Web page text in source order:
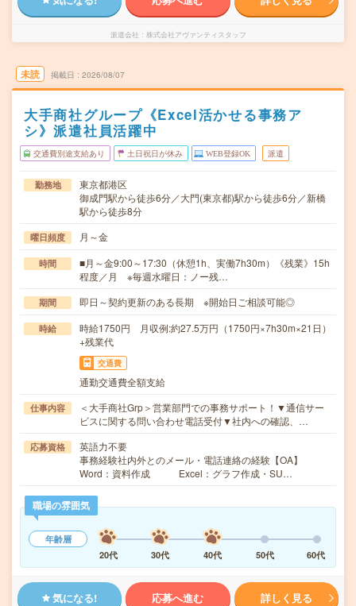
派遣会社 株式会社アヴァンティスタッフ
未読 掲載日 2026/08/07
大手商社グループ《Excel活かせる事務ア
シ》派遣社員活躍中
交通費別途支給あり 土日祝日が休み WEB登録OK 派遣
勤務地
東京都港区
御成門駅から徒歩6分／大門(東京都)駅から徒歩6分／新橋
駅から徒歩8分
曜日頻度 月～金
時間
■月～金9:00～17:30（休憩1h、実働7h30m）《残業》15h
程度／月 ※毎週水曜日：ノー残…
期間 即日～契約更新のある長期 ※開始日ご相談可能◎
時給
時給1750円 月収例:約27.5万円（1750円×7h30m×21日）
+残業代
交通費
通勤交通費全額支給
仕事内容
＜大手商社Grp＞営業部門での事務サポート！▼通信サー
ビスに関する問い合わせ電話受付▼社内への確認、…
応募資格
英語力不要
事務経験社内外とのメール・電話連絡の経験【OA】
Word：資料作成 Excel：グラフ作成・SU…
職場の雰囲気
年齢層
20代
30代 40代 50代 60代
気になる! 応募へ進む 詳しく見る